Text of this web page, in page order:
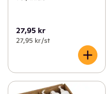
✓ Husgeråd
Kontor & tillbehör (44)
✓ Dukar (5)
27,95 kr
27,95 kr /st